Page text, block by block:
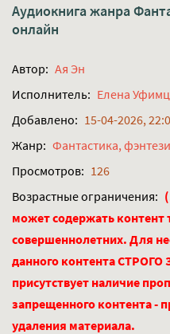
Аудиокнига жанра
онлайн
Автор: Ая Эн
Исполнитель: Елена
Добавлено: 15-04-2026,
Жанр: Фантастика, фэнтези
Просмотров: 126
Возрастные ограничения:
может содержать контент
совершеннолетних. Для
данного контента
присутствует наличие
запрещенного контента -
удаления материала.